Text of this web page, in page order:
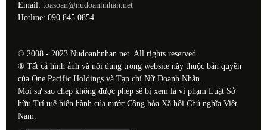
Email: toasoan@nudoanhnhan.net
Hotline: 090 845 0854
© 2008 - 2023 Nudoanhnhan.net. All rights reserved
® Tất cả hình ảnh và nội dung trong website này thuộc bản quyền
của One Pacific Holdings và Tạp chí Nữ Doanh Nhân.
Mọi sự sao chép không được phép sẽ bị xem là vi phạm Luật Sở
hữu Trí tuệ hiện hành của nước Cộng hòa Xã hội Chủ nghĩa Việt
Nam.